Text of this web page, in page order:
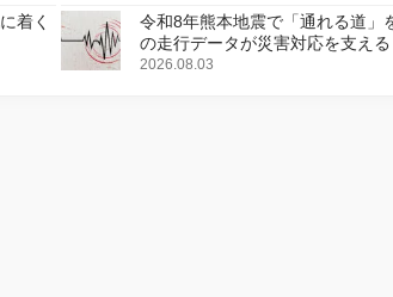
着く
令和8年熊本地震で「通れる道」
の走行データが災害対応を支える
2026.08.03